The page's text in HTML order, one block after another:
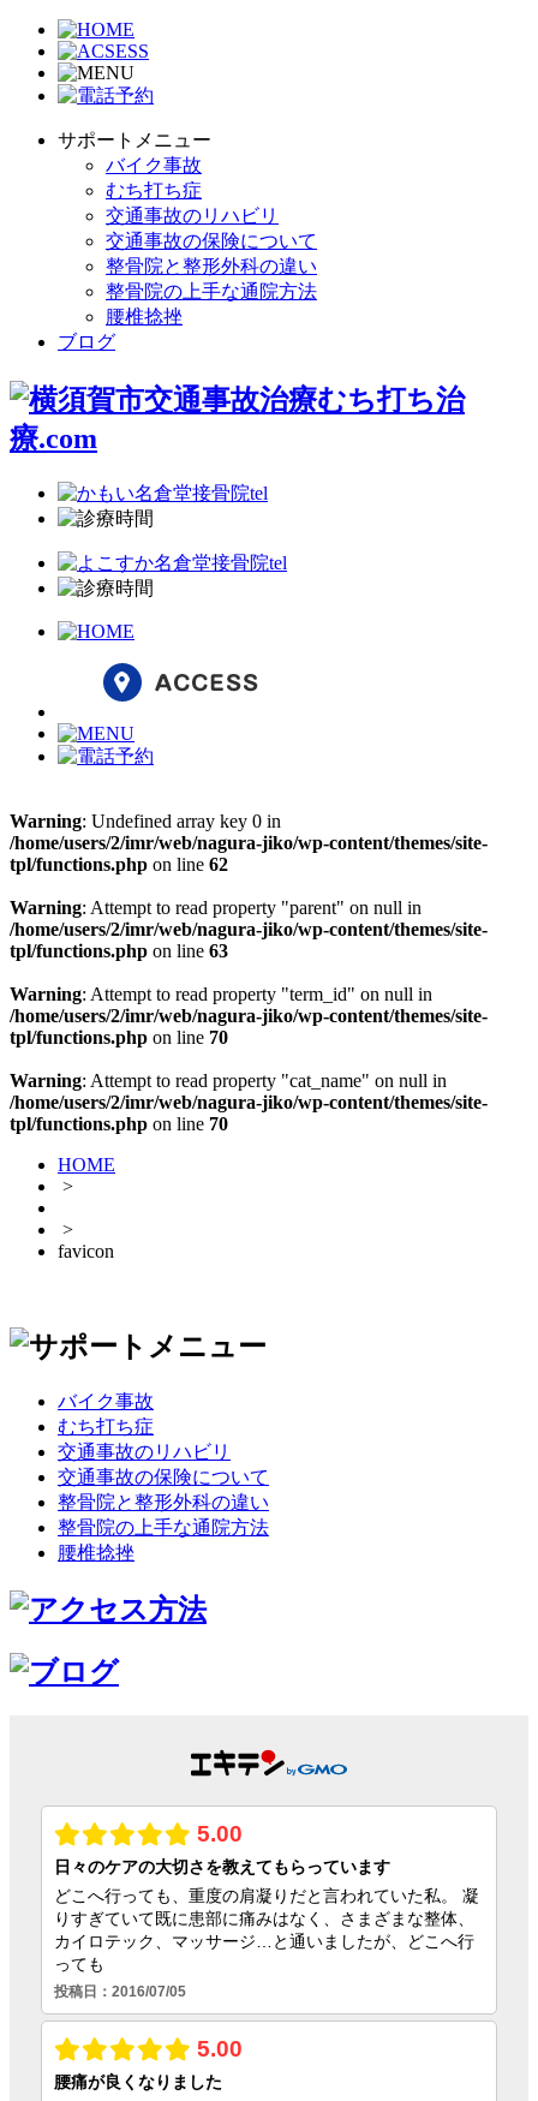
サポートメニュー
バイク事故
むち打ち症
交通事故のリハビリ
交通事故の保険について
整骨院と整形外科の違い
整骨院の上手な通院方法
腰椎捻挫
ブログ
Warning: Undefined array key 0 in
/home/users/2/imr/web/nagura-jiko/wp-content/themes/site-
tpl/functions.php on line 62
Warning: Attempt to read property "parent" on null in
/home/users/2/imr/web/nagura-jiko/wp-content/themes/site-
tpl/functions.php on line 63
Warning: Attempt to read property "term_id" on null in
/home/users/2/imr/web/nagura-jiko/wp-content/themes/site-
tpl/functions.php on line 70
Warning: Attempt to read property "cat_name" on null in
/home/users/2/imr/web/nagura-jiko/wp-content/themes/site-
tpl/functions.php on line 70
HOME
>
>
favicon
バイク事故
むち打ち症
交通事故のリハビリ
交通事故の保険について
整骨院と整形外科の違い
整骨院の上手な通院方法
腰椎捻挫